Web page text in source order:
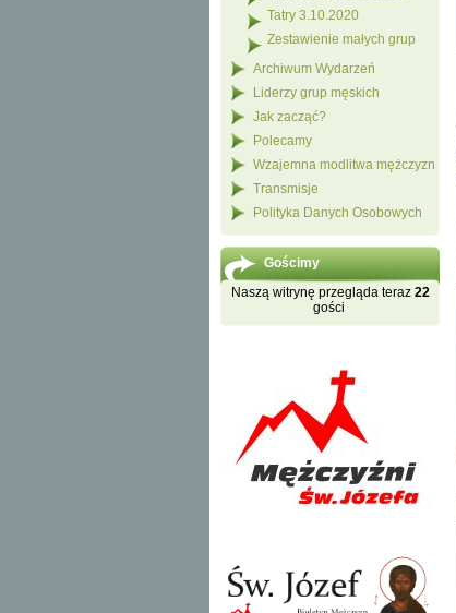
Tatry 3.10.2020
Zestawienie małych grup
Archiwum Wydarzeń
Liderzy grup męskich
Jak zacząć?
Polecamy
Wzajemna modlitwa mężczyzn
Transmisje
Polityka Danych Osobowych
Gościmy
Naszą witrynę przegląda teraz 22
gości